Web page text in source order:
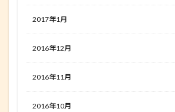
2017年1月
2016年12月
2016年11月
2016年10月